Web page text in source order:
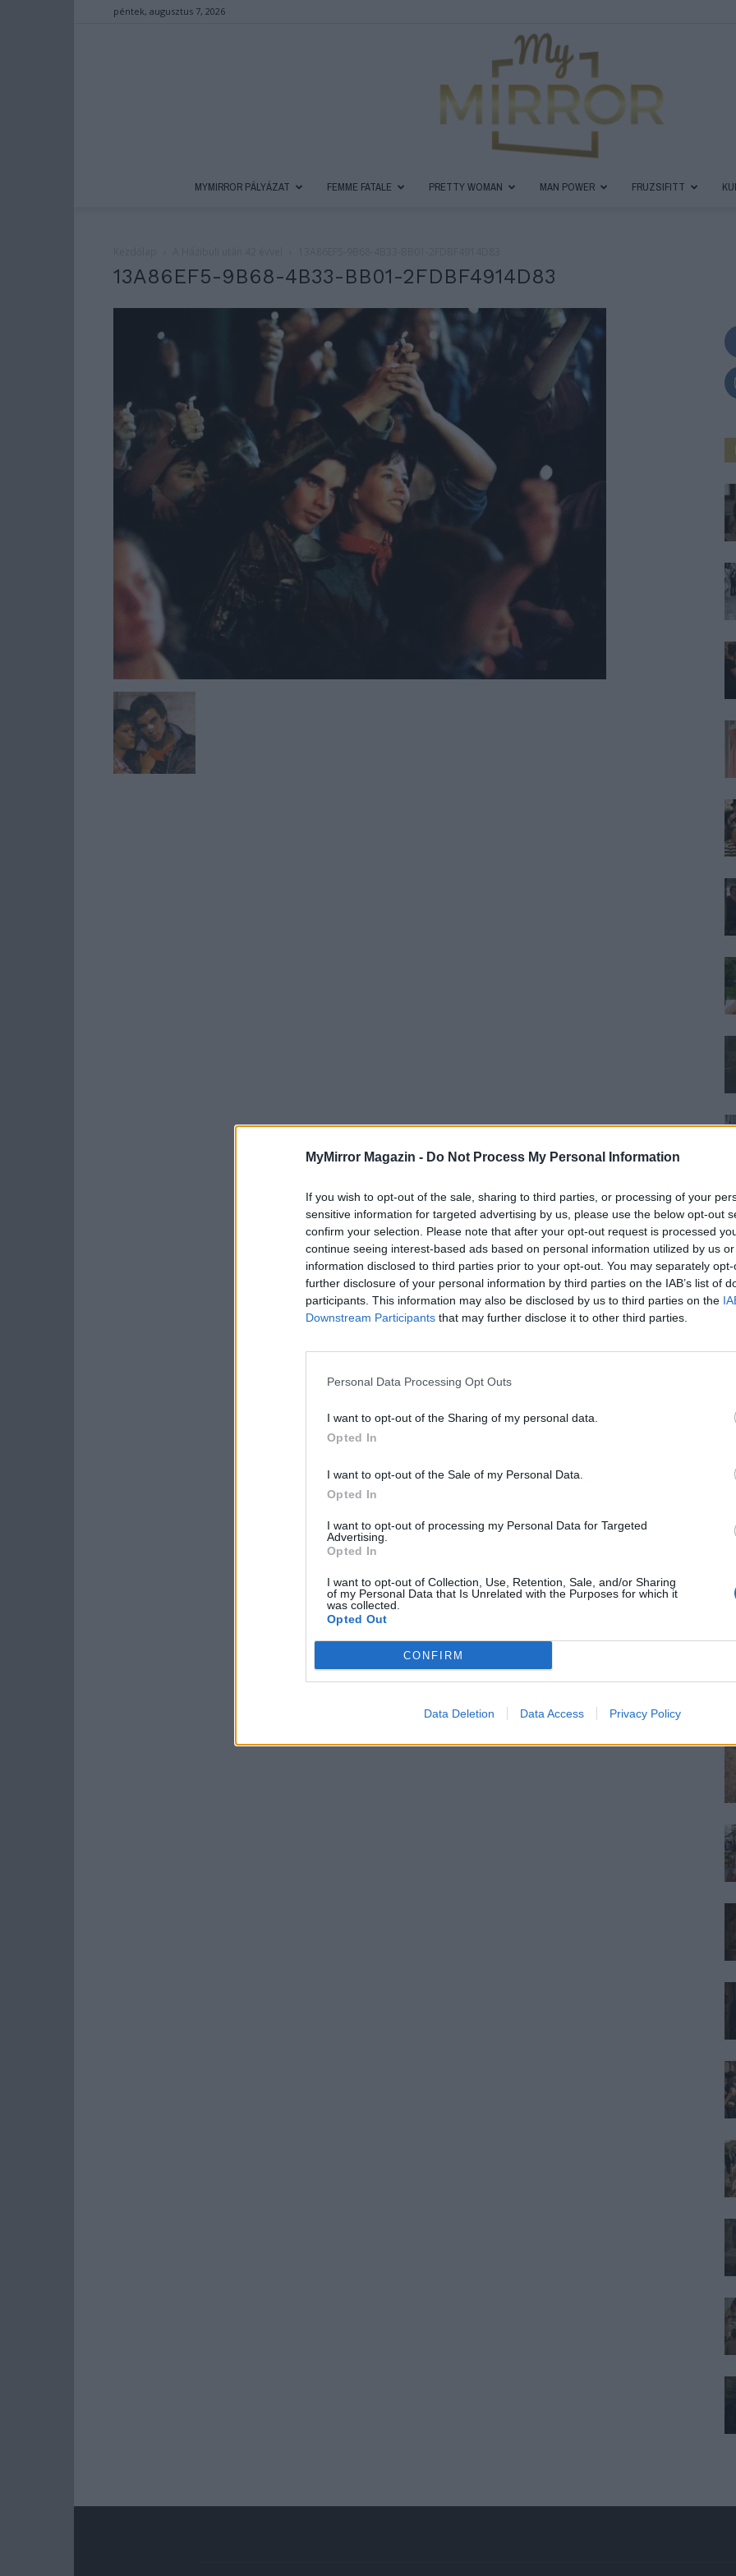
MyMirror Magazin - Do Not Process My Personal Information
If you wish to opt-out of the sale, sharing to third parties, or processing of your
sensitive information for targeted advertising by us, please use the below opt-out
confirm your selection. Please note that after your opt-out request is processed
continue seeing interest-based ads based on personal information utilized by us
information disclosed to third parties prior to your opt-out. You may separately
further disclosure of your personal information by third parties on the IAB’s list of
participants. This information may also be disclosed by us to third parties on the
Downstream Participants that may further disclose it to other third parties.
Personal Data Processing Opt Outs
I want to opt-out of the Sharing of my personal data.
Opted In
I want to opt-out of the Sale of my Personal Data.
Opted In
I want to opt-out of processing my Personal Data for Targeted
Advertising.
Opted In
I want to opt-out of Collection, Use, Retention, Sale, and/or Sharing
of my Personal Data that Is Unrelated with the Purposes for which it
was collected.
Opted Out
CONFIRM
Data Deletion Data Access Privacy Policy
péntek, augusztus 7, 2026
Magazin
MYMIRROR PÁLYÁZAT FEMME FATALE PRETTY WOMAN MAN POWER FRUZSIFITT
13A86EF5-9B68-4B33-BB01-2FDBF4914D83